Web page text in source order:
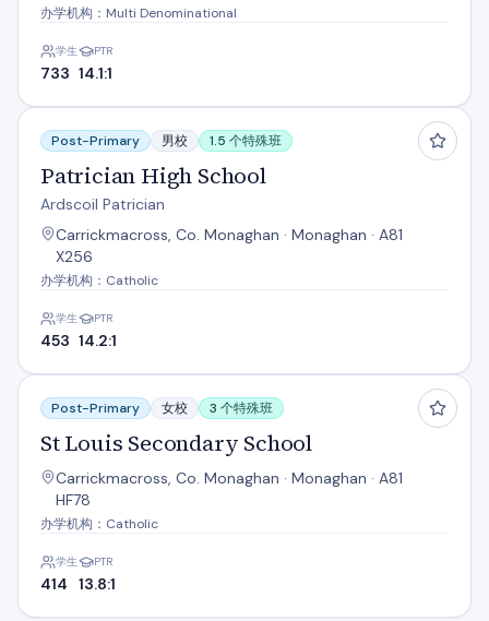
办学机构：Multi Denominational
学生
733
PTR
14.1:1
Patrician High School
Post-Primary 男校 1.5 个特殊班
Patrician High School
Ardscoil Patrician
Carrickmacross, Co. Monaghan · Monaghan · A81
X256
办学机构：Catholic
学生
453
PTR
14.2:1
St Louis Secondary School
Post-Primary 女校 3 个特殊班
St Louis Secondary School
Carrickmacross, Co. Monaghan · Monaghan · A81
HF78
办学机构：Catholic
学生
414
PTR
13.8:1